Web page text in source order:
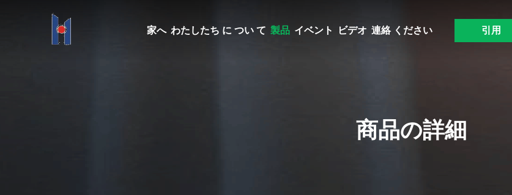
家へ わたしたち に つい て 製品 イベント ビデオ 連絡 ください 引用
商品の詳細